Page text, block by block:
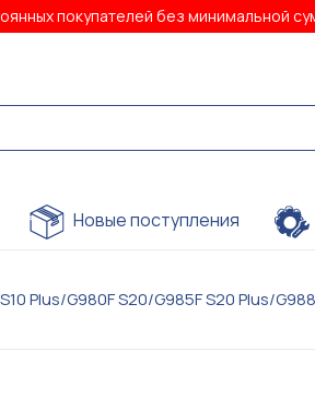
покупателей без минимальной
Новые поступления
Plus/G980F S20/G985F S20 Plus/